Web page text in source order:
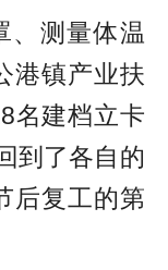
测量体温
港镇产业扶
名建档立卡
到了各自的
后复工的第